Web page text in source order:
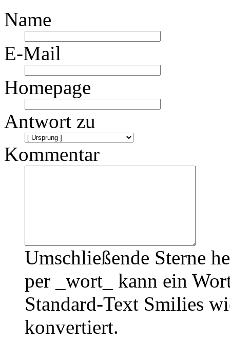
Name
E-Mail
Homepage
Antwort zu
Kommentar
Umschließende Sterne
per _wort_ kann ein
Standard-Text Smilies
konvertiert.